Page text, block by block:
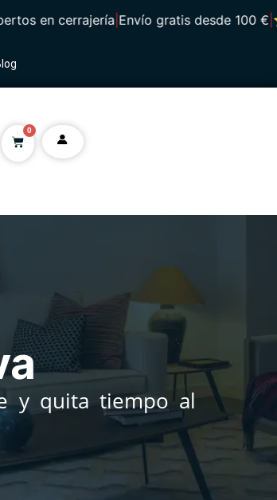
en cerrajería|Envío gratis desde 100 €|⭐
0
y quita tiempo al